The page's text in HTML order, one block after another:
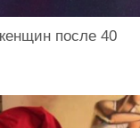
после 40